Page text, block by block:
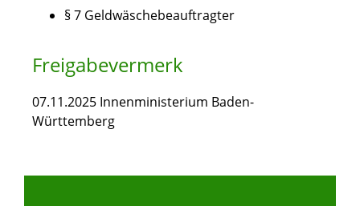
§ 7 Geldwäschebeauftragter
Freigabevermerk
07.11.2025 Innenministerium Baden-
Württemberg